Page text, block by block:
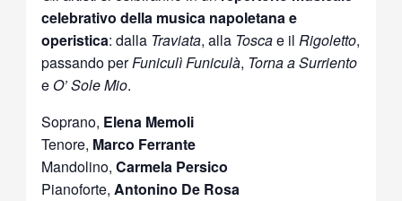
celebrativo della musica napoletana e
operistica: dalla Traviata, alla Toscae ilRigoletto,
passando perFuniculì Funiculà, Torna a Surriento
e O’ Sole Mio.
Soprano, Elena Memoli
Tenore, Marco Ferrante
Mandolino,Carmela Persico
Pianoforte,Antonino De Rosa